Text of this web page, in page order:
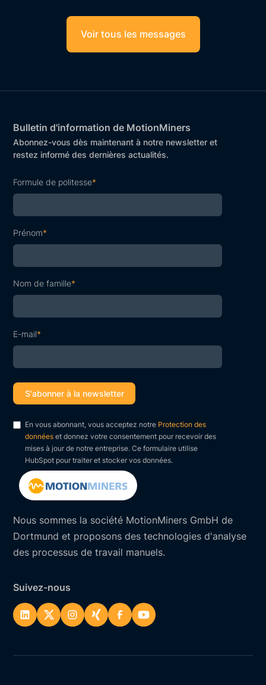
Voir tous les messages
Nous sommes la société MotionMiners GmbH de
Dortmund et proposons des technologies d'analyse
des processus de travail manuels.
Suivez-nous
Bulletin d'information de MotionMiners
Abonnez-vous dès maintenant à notre newsletter et
restez informé des dernières actualités.
Formule de politesse*
Prénom*
Nom de famille*
E-mail*
En vous abonnant, vous acceptez notre Protection des
données et donnez votre consentement pour recevoir des
mises à jour de notre entreprise. Ce formulaire utilise
HubSpot pour traiter et stocker vos données.